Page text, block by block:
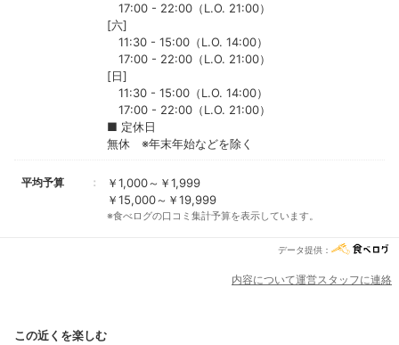
17:00 - 22:00（L.O. 21:00）
[六]
11:30 - 15:00（L.O. 14:00）
17:00 - 22:00（L.O. 21:00）
[日]
11:30 - 15:00（L.O. 14:00）
17:00 - 22:00（L.O. 21:00）
■ 定休日
無休 ※年末年始などを除く
平均予算
￥1,000～￥1,999
￥15,000～￥19,999
※食べログの口コミ集計予算を表示しています。
データ提供：
内容について運営スタッフに連絡
この近くを楽しむ